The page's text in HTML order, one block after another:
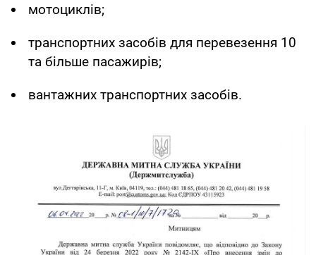
мотоциклів;
транспортних засобів для перевезення 10
та більше пасажирів;
вантажних транспортних засобів.